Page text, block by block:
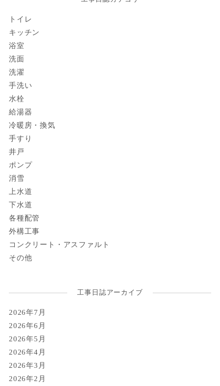
トイレ
キッチン
浴室
洗面
洗濯
手洗い
水栓
給湯器
冷暖房・換気
手すり
井戸
ポンプ
消雪
上水道
下水道
各種配管
外構工事
コンクリート・アスファルト
その他
工事日誌アーカイブ
2026年7月
2026年6月
2026年5月
2026年4月
2026年3月
2026年2月